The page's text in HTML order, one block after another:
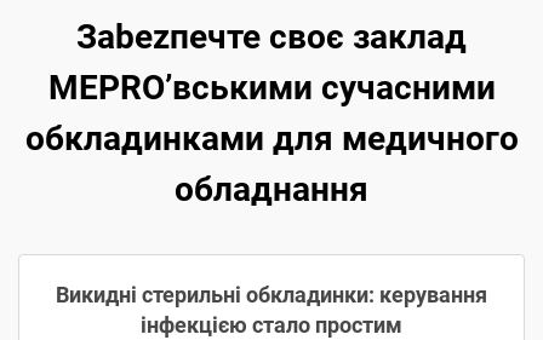
Зabezпечте своє заклад
MEPRO’вськими сучасними
обкладинками для медичного
обладнання
Викидні стерильні обкладинки: керування
інфекцією стало простим